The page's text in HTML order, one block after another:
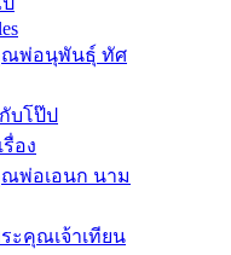
ณพ่อนุพันธุ์ ทัศ
บโป๊ป
รื่อง
พ่อเอนก นาม
ะคุณเจ้าเทียน